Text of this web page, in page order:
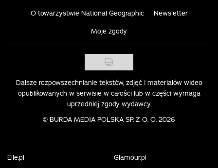
O towarzystwie National Geographic Newsletter
Moje zgody
Dalsze rozpowszechnianie tekstów, zdjęć i materiałów wideo
opublikowanych w serwisie w całości lub w części wymaga
uprzedniej zgody wydawcy.
© BURDA MEDIA POLSKA SP. Z O. O. 2026
Elle.pl
Glamour.pl